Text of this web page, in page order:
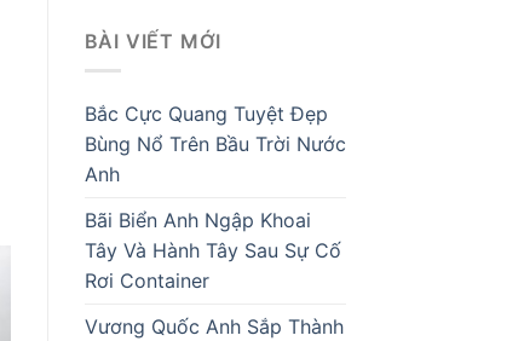
BÀI VIẾT MỚI
Bắc Cực Quang Tuyệt Đẹp
Bùng Nổ Trên Bầu Trời Nước
Anh
Bãi Biển Anh Ngập Khoai
Tây Và Hành Tây Sau Sự Cố
Rơi Container
Vương Quốc Anh Sắp Thành